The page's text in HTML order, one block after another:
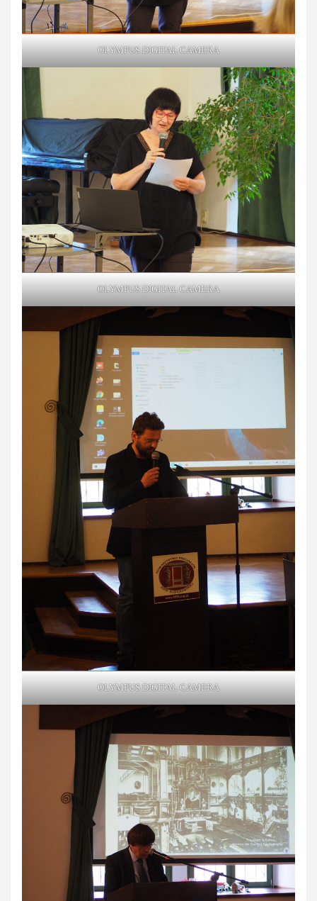
OLYMPUS DIGITAL CAMERA
OLYMPUS DIGITAL CAMERA
OLYMPUS DIGITAL CAMERA